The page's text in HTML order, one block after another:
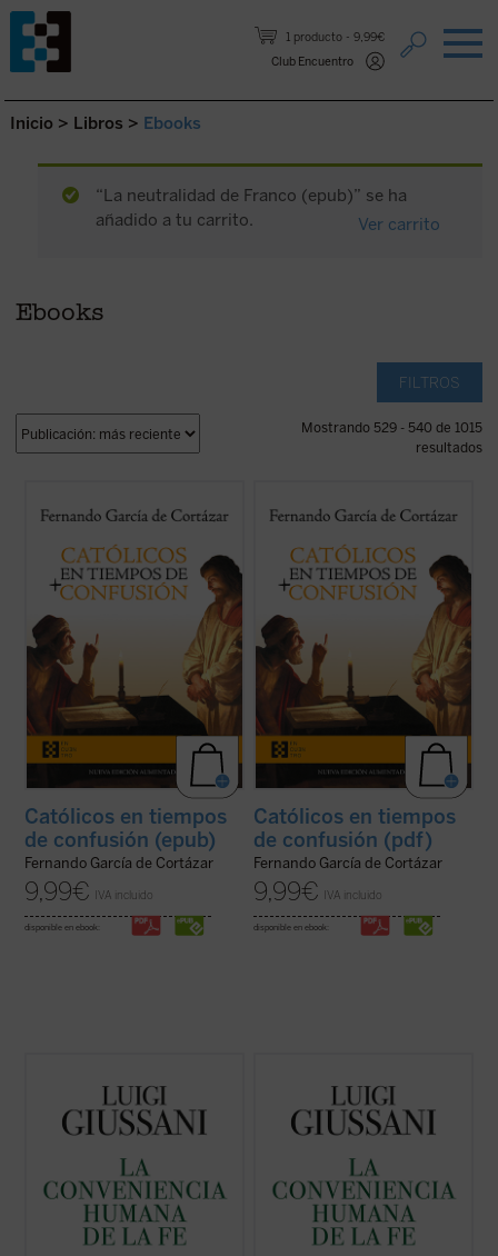
1 producto
9,99€
Club Encuentro
Saltar al contenido.
Inicio > Libros > Ebooks
“La neutralidad de Franco (epub)” se ha
añadido a tu carrito.
Ver carrito
Ebooks
FILTROS
Mostrando 529 - 540 de 1015
resultados
tiempos de confusión, el nuevo libro de
tradición cristiana vuelva a ser la
referencia que nos defina, de tal ...(ver
ficha)
Católicos en tiempos
de confusión (epub)
Fernando García de Cortázar
9,99€ IVA incluido
disponible en ebook:
tiempos de confusión, el nuevo libro de
tradición cristiana vuelva a ser la
referencia que nos defina, de tal ...(ver
ficha)
Católicos en tiempos
de confusión (pdf)
Fernando García de Cortázar
9,99€ IVA incluido
disponible en ebook:
de don Luigi Giussani en los Ejercicios
espirituales de la Fraternidad de Comunión
y Liberación celebrados entre 1985 y 1987
y los diálogos que éstas suscitaron.
de don Luigi Giussani en los Ejercicios
espirituales de la Fraternidad de Comunión
y Liberación celebrados entre 1985 y 1987
y los diálogos que éstas suscitaron.